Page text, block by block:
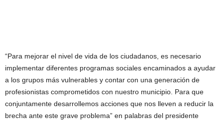
“Para mejorar el nivel de vida de los ciudadanos, es necesario
implementar diferentes programas sociales encaminados a ayudar
a los grupos más vulnerables y contar con una generación de
profesionistas comprometidos con nuestro municipio. Para que
conjuntamente desarrollemos acciones que nos lleven a reducir la
brecha ante este grave problema” en palabras del presidente